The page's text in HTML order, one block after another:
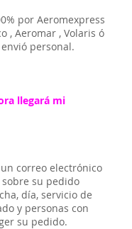
por Aeromexpress
, Aeromar , Volaris ó
personal.
llegará mi
correo electrónico
su pedido
día, servicio de
y personas con
su pedido.